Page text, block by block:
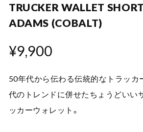
TRUCKER WALLET SHORT
ADAMS (COBALT)
¥9,900
50年代から伝わる伝統的なトラッカ
代のトレンドに併せたちょうどいい
ッカーウォレット。